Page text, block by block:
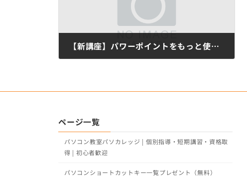
【新講座】パワーポイントをもっと使いこなそう
ページ一覧
パソコン教室パソカレッジ | 個別指導・短期講習・資格取
得 | 初心者歓迎
パソコンショートカットキー一覧プレゼント（無料）